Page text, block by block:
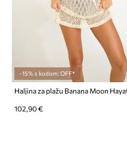
-15% s kodom: OFF*
Haljina za plažu Banana Moon
102,90 €